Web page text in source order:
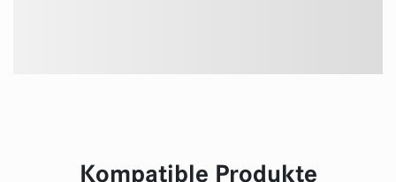
Kompatible Produkte